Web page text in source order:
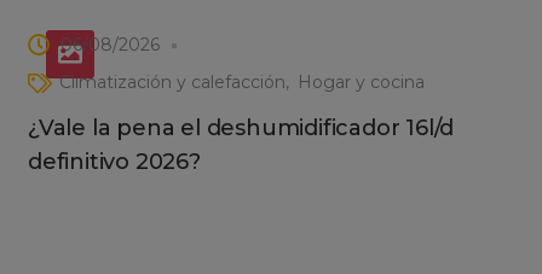
06/08/2026
Climatización y calefacción
Hogar y cocina
¿Vale la pena el deshumidificador 16l/d
definitivo 2026?